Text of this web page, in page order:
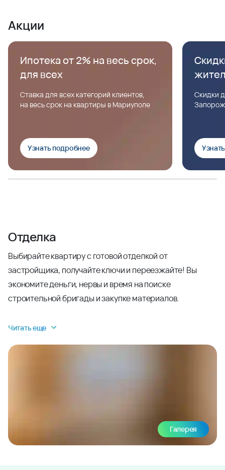
Акции
Ипотека от 2% на весь срок,
для всех
Ставка для всех категорий клиентов,
на весь срок на квартиры в Мариуполе
Узнать подробнее
Скидки
Отделка
Выбирайте квартиру с готовой отделкой от
застройщика, получайте ключи и переезжайте! Вы
экономите деньги, нервы и время на поиске
строительной бригады и закупке материалов.
Читать еще
Галерея